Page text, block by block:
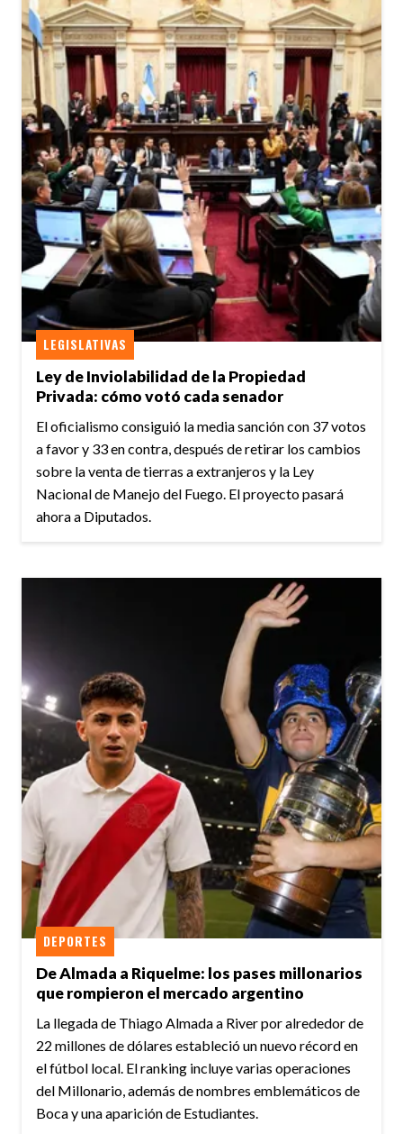
Ley de Inviolabilidad de la Propiedad
Privada: cómo votó cada senador
LEGISLATIVAS
El oficialismo consiguió la media sanción con 37 votos
a favor y 33 en contra, después de retirar los cambios
sobre la venta de tierras a extranjeros y la Ley
Nacional de Manejo del Fuego. El proyecto pasará
ahora a Diputados.
De Almada a Riquelme: los pases millonarios
que rompieron el mercado argentino
DEPORTES
La llegada de Thiago Almada a River por alrededor de
22 millones de dólares estableció un nuevo récord en
el fútbol local. El ranking incluye varias operaciones
del Millonario, además de nombres emblemáticos de
Boca y una aparición de Estudiantes.